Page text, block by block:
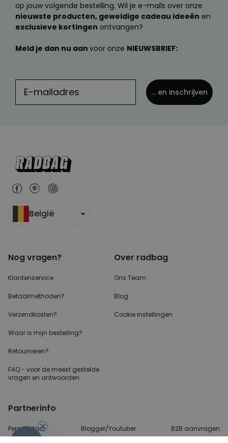
op jouw volgende bestelling. Wil je e-mails over onze
nieuwste producten, geweldige cadeau ideeën en
exclusieve kortingen ontvangen?
Meld je dan nu aan voor onze NIEUWSBRIEF:
... en inschrijven
België
Nog vragen?
Klantenservice
Betaalmethoden?
Verzendkosten?
Waar is mijn bestelling?
Retourneren?
FAQ - voor de meest gestelde
vragen en antwoorden
Over radbag
Ons Team
Blog
Cookie instellingen
Partnerinfo
Perscontact Blogger/Youtuber B2B aanvragen